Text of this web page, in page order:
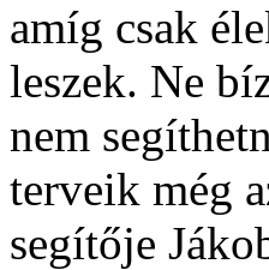
amíg csak
leszek. Ne
nem
terveik még
segítője